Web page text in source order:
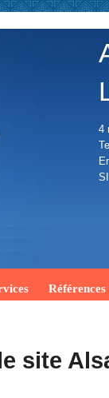
4
Références
site